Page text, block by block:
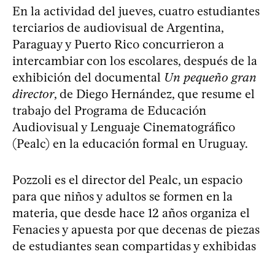
En la actividad del jueves, cuatro estudiantes
terciarios de audiovisual de Argentina,
Paraguay y Puerto Rico concurrieron a
intercambiar con los escolares, después de la
exhibición del documental Un pequeño gran
director, de Diego Hernández, que resume el
trabajo del Programa de Educación
Audiovisual y Lenguaje Cinematográfico
(Pealc) en la educación formal en Uruguay.
Pozzoli es el director del Pealc, un espacio
para que niños y adultos se formen en la
materia, que desde hace 12 años organiza el
Fenacies y apuesta por que decenas de piezas
de estudiantes sean compartidas y exhibidas